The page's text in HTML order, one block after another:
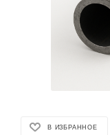
В ИЗБРАННОЕ